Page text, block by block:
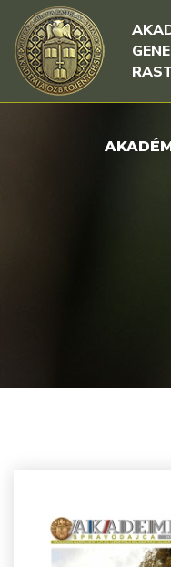
Rovno na obsah
Rovno na menu